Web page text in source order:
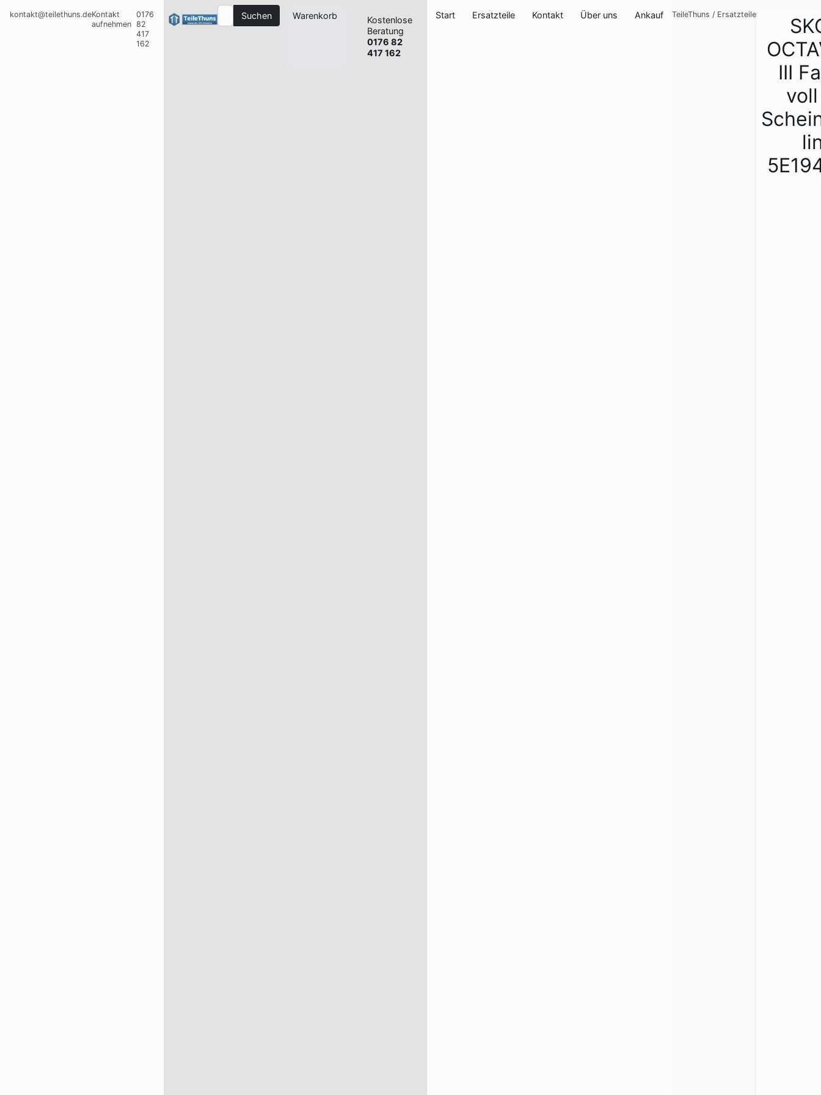
kontakt@teilethuns.deKontakt
aufnehmen
0176
82
417
162
Suchen Warenkorb
Kostenlose
Beratung
0176 82
417 162
Start Ersatzteile Kontakt Über uns Ankauf TeileThuns / Ersatzteile
III